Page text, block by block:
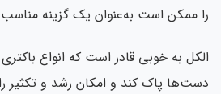
ممکن است به‌عنوان یک گزینه مناسب
به‌ خوبی قادر است که انواع باکتری
پاک کند و امکان رشد و تکثیر را از